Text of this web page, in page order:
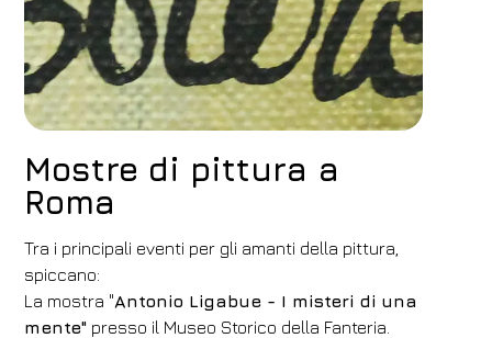
Mostre di pittura a
Roma
Tra i principali eventi per gli amanti della pittura,
spiccano:
La mostra "Antonio Ligabue - I misteri di una
mente" presso il Museo Storico della Fanteria.